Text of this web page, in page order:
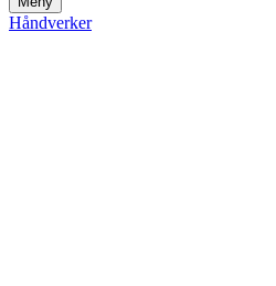
Håndverker